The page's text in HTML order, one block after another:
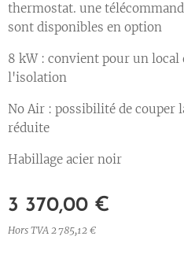
thermostat. une
sont disponibles en option
8 kW : convient pour un local
l'isolation
No Air : possibilité de couper
réduite
Habillage acier noir
3 370,00 €
Hors TVA 2 785,12 €